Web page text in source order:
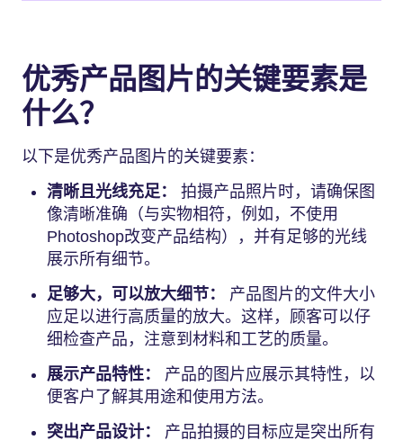
优秀产品图片的关键要素是
什么？
以下是优秀产品图片的关键要素：
清晰且光线充足：
拍摄产品照片时，请确保图
像清晰准确（与实物相符，例如，不使用
Photoshop改变产品结构），并有足够的光线
展示所有细节。
足够大，可以放大细节： 产品图片的文件大小
应足以进行高质量的放大。这样，顾客可以仔
细检查产品，注意到材料和工艺的质量。
展示产品特性：
产品的图片应展示其特性，以
便客户了解其用途和使用方法。
突出产品设计： 产品拍摄的目标应是突出所有